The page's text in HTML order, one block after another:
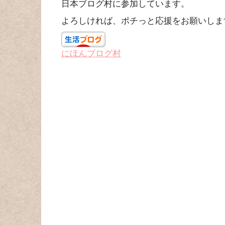
日本ブログ村に参加しています。
よろしければ、ポチっと応援をお願いし
にほんブログ村